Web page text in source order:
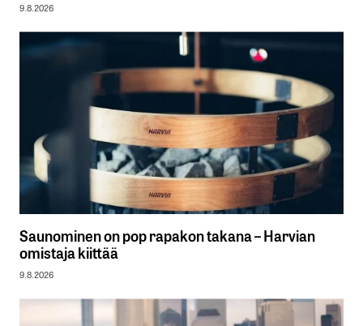
9.8.2026
Saunominen on pop rapakon takana – Harvian
omistaja kiittää
9.8.2026